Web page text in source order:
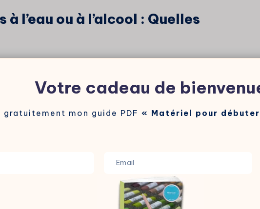
l’eau ou à l’alcool : Quelles
un tableau à double entrée. Je vais comparer
couleur non diluée, et l’appliquer à différentes
tendres.
Votre cadeau de
gratuitement mon guide PDF« Matériel pour